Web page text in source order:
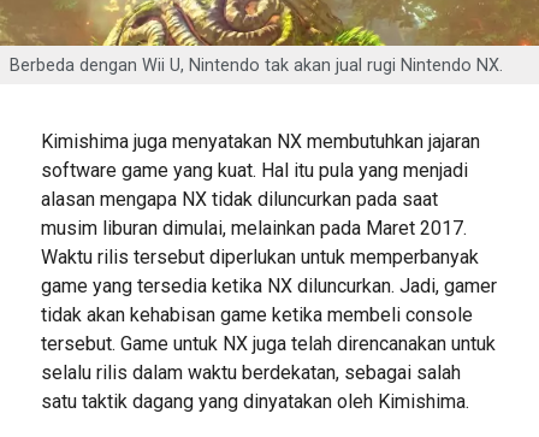
Berbeda dengan Wii U, Nintendo tak akan jual rugi Nintendo NX.
Kimishima juga menyatakan NX membutuhkan jajaran
software game yang kuat. Hal itu pula yang menjadi
alasan mengapa NX tidak diluncurkan pada saat
musim liburan dimulai, melainkan pada Maret 2017.
Waktu rilis tersebut diperlukan untuk memperbanyak
game yang tersedia ketika NX diluncurkan. Jadi, gamer
tidak akan kehabisan game ketika membeli console
tersebut. Game untuk NX juga telah direncanakan untuk
selalu rilis dalam waktu berdekatan, sebagai salah
satu taktik dagang yang dinyatakan oleh Kimishima.